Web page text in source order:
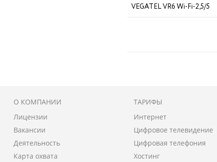
VEGATEL VR6 Wi-Fi-2,5/5
О КОМПАНИИ
Лицензии
Вакансии
Деятельность
Карта охвата
ТАРИФЫ
Интернет
Цифровое телевидение
Цифровая телефония
Хостинг